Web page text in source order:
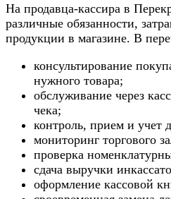
На продавца-кассира в
различные обязанности,
продукции в магазине. В
консультирование
нужного товара;
обслуживание через
чека;
контроль, прием и учет
мониторинг торгового
проверка
сдача выручки
оформление кассовой